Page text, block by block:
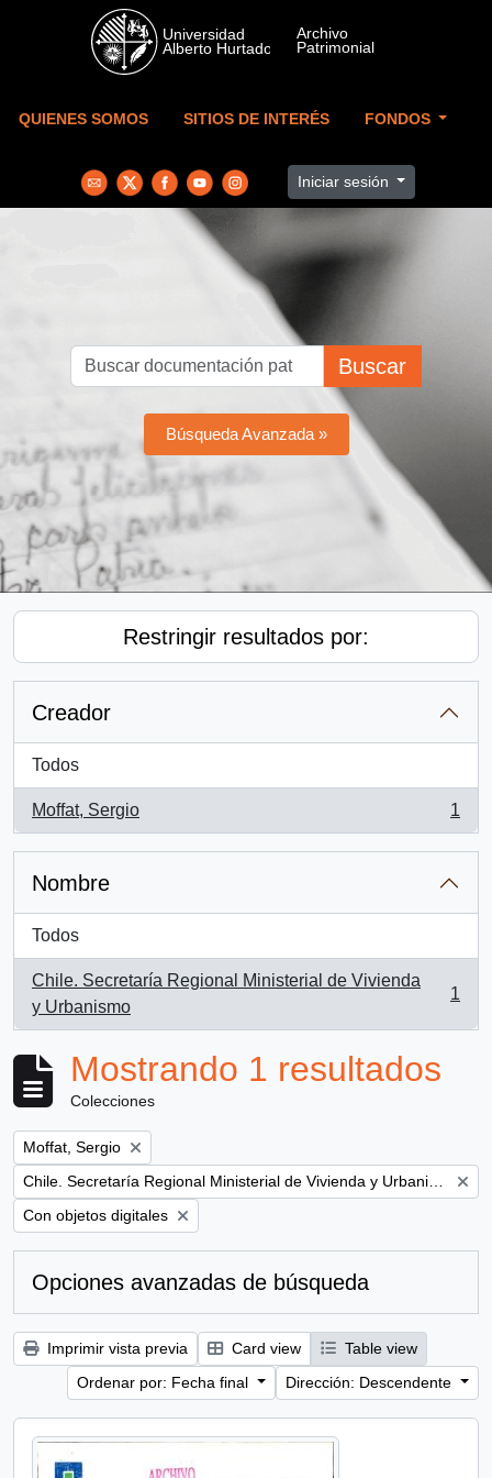
Skip to main content
QUIENES SOMOS SITIOS DE INTERÉS FONDOS
Iniciar sesión
Buscar
Búsqueda Avanzada »
Restringir resultados por:
Creador
Todos
Moffat, Sergio
, 1 resultados
1
Nombre
Todos
Chile. Secretaría Regional Ministerial de Vivienda
y Urbanismo
, 1 resultados
1
Mostrando 1 resultados
Colecciones
Remove filter:
Moffat, Sergio
Remove filter:
Remove filter:
Con objetos digitales
Opciones avanzadas de búsqueda
Imprimir vista previa Card view
Table view
Ordenar por: Fecha final
Dirección: Descendente